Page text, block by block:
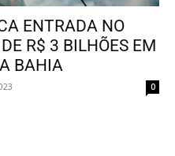
ENTRADA NO
R$ 3 BILHÕES EM
BAHIA
0